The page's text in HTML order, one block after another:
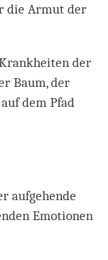
die Armut der
der
Baum, der
dem Pfad
aufgehende
Emotionen